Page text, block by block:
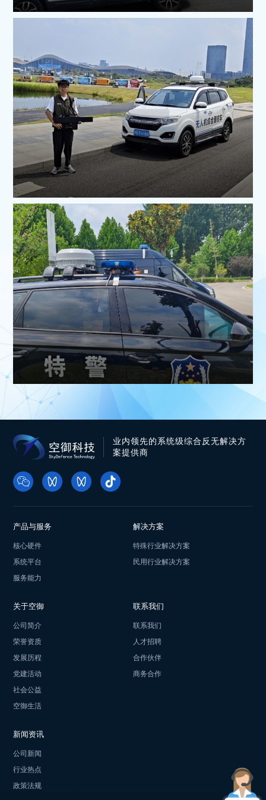
业内领先的系统级综合反无解决方
案提供商
产品与服务
核心硬件
系统平台
服务能力
解决方案
特殊行业解决方案
民用行业解决方案
新闻资讯
公司新闻
行业热点
政策法规
联系我们
联系我们
人才招聘
合作伙伴
商务合作
关于空御
公司简介
荣誉资质
发展历程
党建活动
社会公益
空御生活